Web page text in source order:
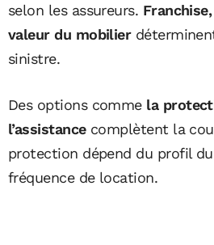
selon les assureurs.
valeur du mobilier
sinistre.
Des options commela
l’assistancecomplètent la
protection dépend du profil
fréquence de location.